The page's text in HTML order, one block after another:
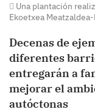
Una plantación
Ekoetxea
Decenas de
diferentes
entregarán a
mejorar el
autóctonas